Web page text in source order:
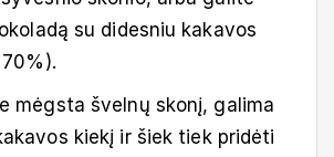
su didesniu kakavos
mėgsta švelnų skonį, galima
kiekį ir šiek tiek pridėti